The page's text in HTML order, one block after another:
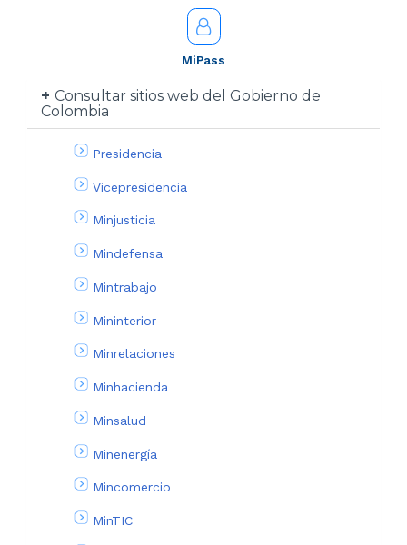
MiPass
Consultar sitios web del Gobierno de
Colombia
Presidencia
Vicepresidencia
Minjusticia
Mindefensa
Mintrabajo
Mininterior
Minrelaciones
Minhacienda
Minsalud
Minenergía
Mincomercio
MinTIC